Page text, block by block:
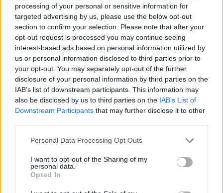
processing of your personal or sensitive information for
targeted advertising by us, please use the below opt-out
section to confirm your selection. Please note that after your
opt-out request is processed you may continue seeing
interest-based ads based on personal information utilized by
us or personal information disclosed to third parties prior to
your opt-out. You may separately opt-out of the further
disclosure of your personal information by third parties on the
IAB’s list of downstream participants. This information may
also be disclosed by us to third parties on the IAB’s List of
Downstream Participants that may further disclose it to other
Please note that this website/app uses one or more Google
not limited to your visit or usage behaviour. You may click to
grant or deny consent to Google and its third-party tags to
use your data for below specified purposes in below Google
consent section.
Personal Data Processing Opt Outs
I want to opt-out of the Sharing of my
personal data.
Opted In
5. Invitatiile de nunta
O idee indrazneata si originala ar putea fi invitatia
in forma de fulg de nea ori in forma de bradut. La
fel de impresionanta va fi si o invitatie simpla, alba,
decorata cu fulgi de zapada sau cu blanita alba.